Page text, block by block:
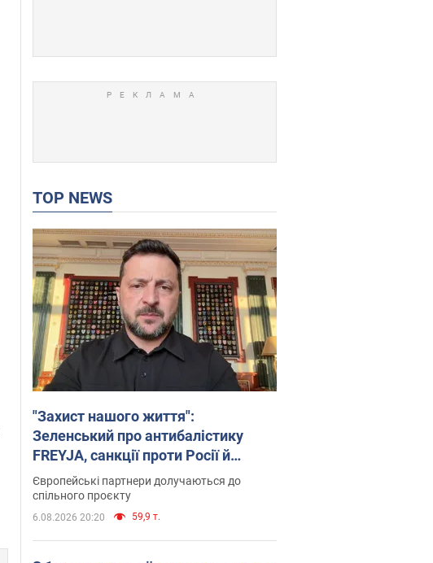
TOP NEWS
"Захист нашого життя":
Зеленський про антибалістику
FREYJA, санкції проти Росії й
підтримку аграріїв. Відео
Європейські партнери долучаються до
спільного проєкту
6.08.2026 20:20 59,9 т.